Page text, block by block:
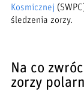
Kosmicznej
śledzenia zorzy.
Na co
zorzy